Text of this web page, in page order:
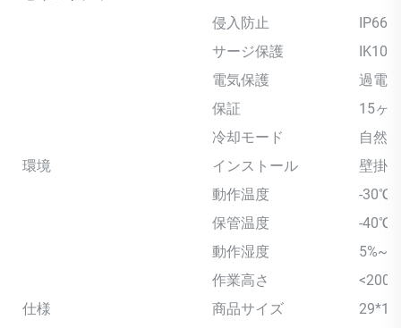
侵入防止
IP66
サージ保護
IK10
電気保護
過電
保証
15ヶ
冷却モード
自然
環境
インストール
壁掛
動作温度
-
保管温度
-
動作湿度
作業高さ
仕様
商品サイズ